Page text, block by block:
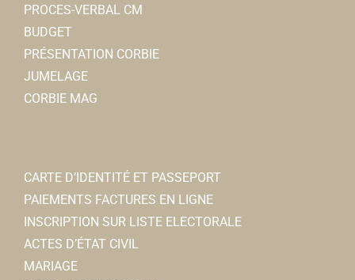
PROCES-VERBAL CM
BUDGET
PRÉSENTATION CORBIE
JUMELAGE
CORBIE MAG
CARTE D’IDENTITÉ ET PASSEPORT
PAIEMENTS FACTURES EN LIGNE
INSCRIPTION SUR LISTE ELECTORALE
ACTES D’ÉTAT CIVIL
MARIAGE